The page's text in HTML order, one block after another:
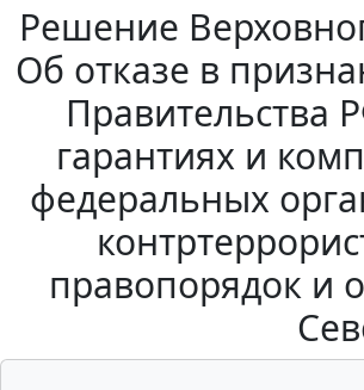
Решение
Об отказе в
Правительства
гарантиях и
федеральных
правопорядок и